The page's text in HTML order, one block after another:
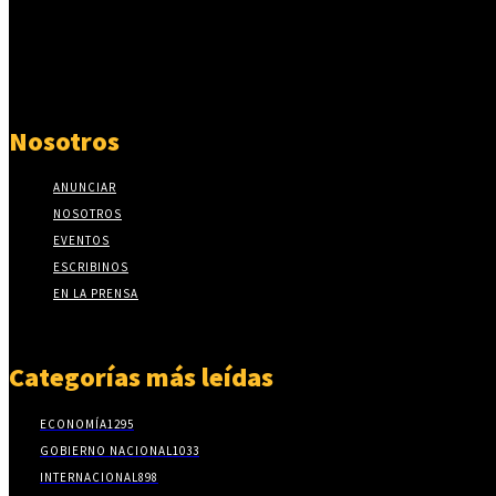
Nosotros
ANUNCIAR
NOSOTROS
EVENTOS
ESCRIBINOS
EN LA PRENSA
Categorías más leídas
ECONOMÍA1295
GOBIERNO NACIONAL1033
INTERNACIONAL898